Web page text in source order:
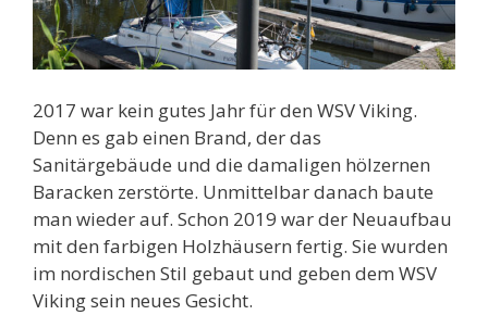
2017 war kein gutes Jahr für den WSV Viking.
Denn es gab einen Brand, der das
Sanitärgebäude und die damaligen hölzernen
Baracken zerstörte. Unmittelbar danach baute
man wieder auf. Schon 2019 war der Neuaufbau
mit den farbigen Holzhäusern fertig. Sie wurden
im nordischen Stil gebaut und geben dem WSV
Viking sein neues Gesicht.